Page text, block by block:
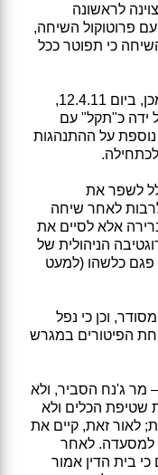
לראשונה
פרוטוקול השיחה,
כי תפוטר ככל
20. עוד עלה מהראיות כי כשבוע לאחר מכן, ביום 12.4.11,
ידה כ"תקל" עם
על ההתנהגות
לשפר את
לאחר השיחה מיום 4.4.11, לרבות לאחר שיחה
לו ברירה אלא לסיים את
הניהולית של
פגם כלשהו (למעט
וכן כי נפל
הפיטורים במגרש
מר ג'נח הסביר, ולא
הכלים ולא
לאור זאת, קיים את
למסעדה. לאחר
בית הדין אמור